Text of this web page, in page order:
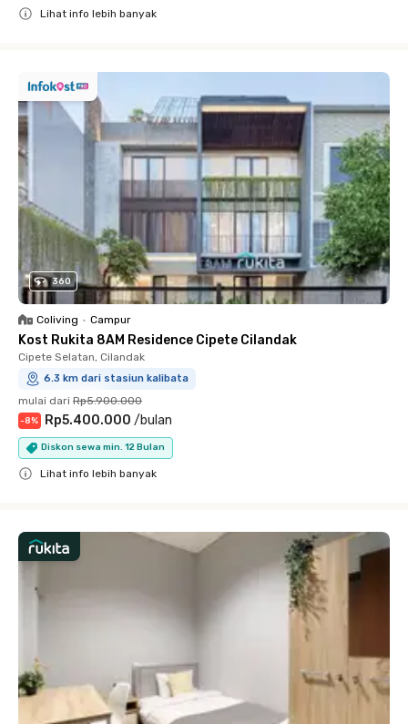
Lihat info lebih banyak
360
Coliving • Campur
Kost Rukita 8AM Residence Cipete Cilandak
Cipete Selatan, Cilandak
6.3 km dari stasiun kalibata
mulai dari Rp5.900.000
-8% Rp5.400.000 /bulan
Diskon sewa min. 12 Bulan
Lihat info lebih banyak